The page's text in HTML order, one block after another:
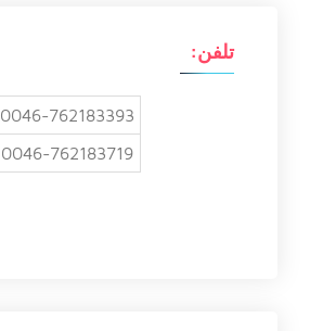
تلفن:
0046-762183393
0046-762183719